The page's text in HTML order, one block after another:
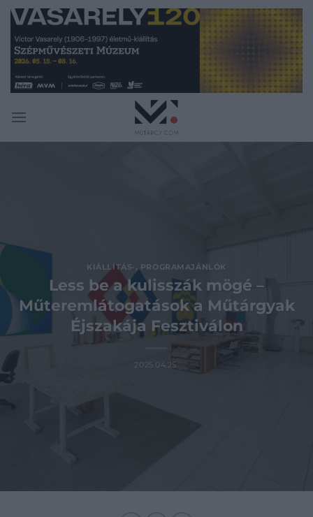
Skip
content
KIÁLLÍTÁS-, PROGRAMAJÁNLÓK
Less be a kulisszák mögé –
Műteremlátogatások a Műtárgyak
Éjszakája Fesztiválon
2025.04.25.